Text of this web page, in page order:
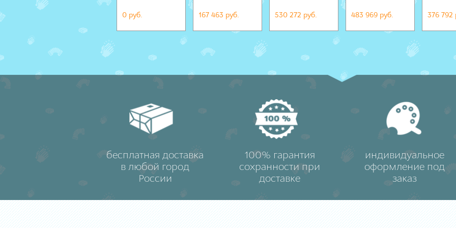
0 руб. 167 463 руб. 530 272 руб. 483 969 руб. 376 792
бесплатная доставка
в любой город
России
100% гарантия
сохранности при
доставке
индивидуальное
оформление под
заказ